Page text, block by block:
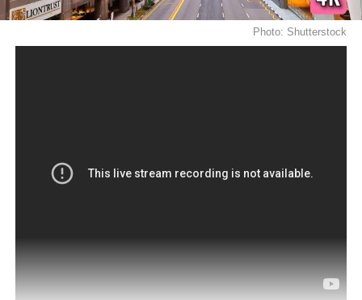
Photo: Shutterstock